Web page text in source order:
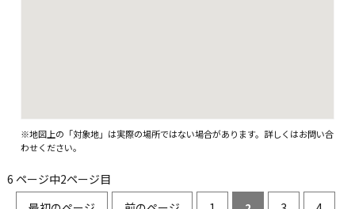
※地図上の「対象地」は実際の場所ではない場合があります。詳しくはお問い合
わせください。
6 ページ中2ページ目